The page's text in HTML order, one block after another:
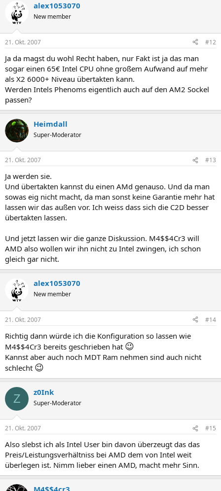
alex1053070
New member
21. Okt. 2007 #12
Ja da magst du wohl Recht haben, nur Fakt ist ja das man
sogar einen 65€ Intel CPU ohne großem Aufwand auf mehr
als X2 6000+ Niveau übertakten kann.
Werden Intels Phenoms eigentlich auch auf den AM2 Sockel
passen?
Heimdall
Super-Moderator
21. Okt. 2007 #13
Ja werden sie.
Und übertakten kannst du einen AMd genauso. Und da man
sowas eig nicht macht, da man sonst keine Garantie mehr hat
lassen wir das außen vor. Ich weiss dass sich die C2D besser
übertakten lassen.
Und jetzt lassen wir die ganze Diskussion. M4$$4Cr3 will
AMD also wollen wir ihn nicht zu Intel zwingen, ich schon
gleich gar nicht.
alex1053070
New member
21. Okt. 2007 #14
Richtig dann würde ich die Konfiguration so lassen wie
M4$$4Cr3 bereits geschrieben hat 😉
Kannst aber auch noch MDT Ram nehmen sind auch nicht
schlecht 😉
Z z0Ink
Super-Moderator
21. Okt. 2007 #15
Also slebst ich als Intel User bin davon überzeugt das das
Preis/Leistungsverhältniss bei AMD dem von Intel weit
überlegen ist. Nimm lieber einen AMD, macht mehr Sinn.